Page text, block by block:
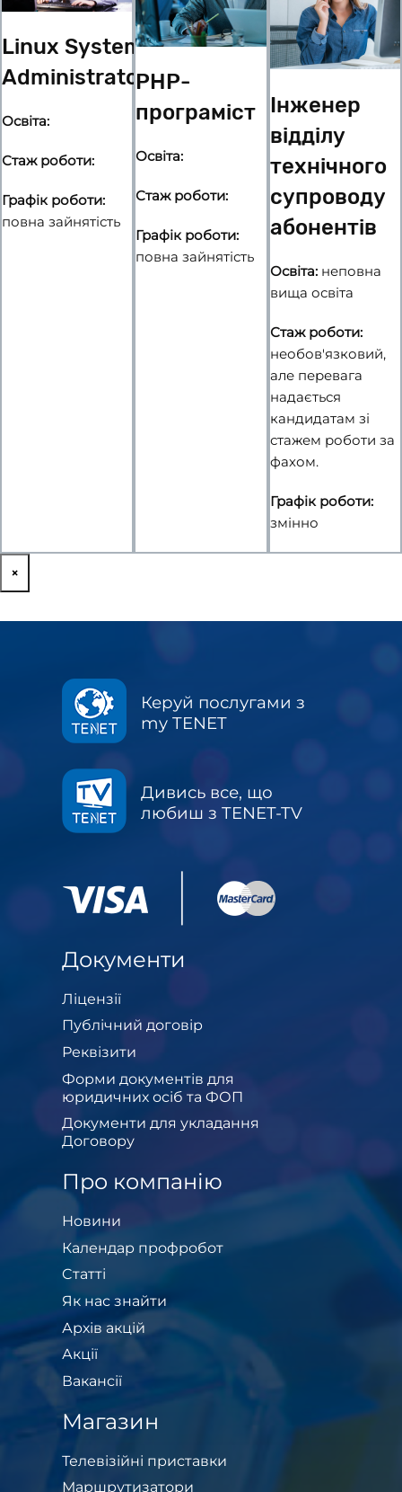
Linux System
Administrator
Освіта:
Стаж роботи:
Графік роботи:
повна зайнятість
PHP-
програміст
Освіта:
Стаж роботи:
Графік роботи:
повна зайнятість
Інженер
відділу
технічного
супроводу
абонентів
Освіта:неповна
вища освіта
Стаж роботи:
необов'язковий,
але перевага
надається
кандидатам зі
стажем роботи за
фахом.
Графік роботи:
змінно
×
Керуй послугами з
my TENET
Дивись все, що
любиш з TENET-TV
Документи
Ліцензії
Публічний договір
Реквізити
Форми документів для
юридичних осіб та ФОП
Документи для укладання
Договору
Про компанію
Новини
Календар профробот
Cтатті
Як нас знайти
Архів акцій
Акції
Вакансії
Магазин
Телевізійні приставки
Маршрутизатори